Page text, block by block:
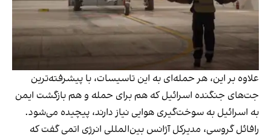
علاوه بر این، هر حمله‌ای به این تاسیسات، با پیشرفته‌ترین
جت‌های جنگنده اسرائیل که هم برای حمله و هم بازگشت ایمن
به اسرائیل به سوخت‌گیری هوایی نیاز دارند، پیچیده می‌شود.
رافائل گروسی، مدیرکل آژانس بین‌المللی انرژی اتمی گفت که